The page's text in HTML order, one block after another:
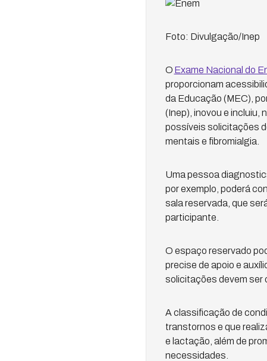
Foto: Divulgação/Inep
O Exame Nacional do
proporcionam
da Educação (MEC),
(Inep), inovou e incluiu,
possíveis solicitações
mentais e fibromialgia.
Uma pessoa
por exemplo, poderá
sala reservada, que
participante.
O espaço reservado
precise de apoio e
solicitações devem ser
A classificação de
transtornos e que
e lactação, além de
necessidades.